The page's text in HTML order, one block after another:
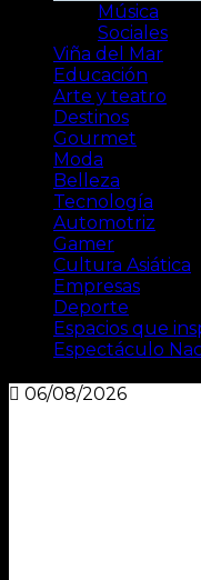
Música
Sociales
Viña del Mar
Educación
Arte y teatro
Destinos
Gourmet
Moda
Belleza
Tecnología
Automotriz
Gamer
Cultura Asiática
Empresas
Deporte
Espacios que
Espectáculo
06/08/2026